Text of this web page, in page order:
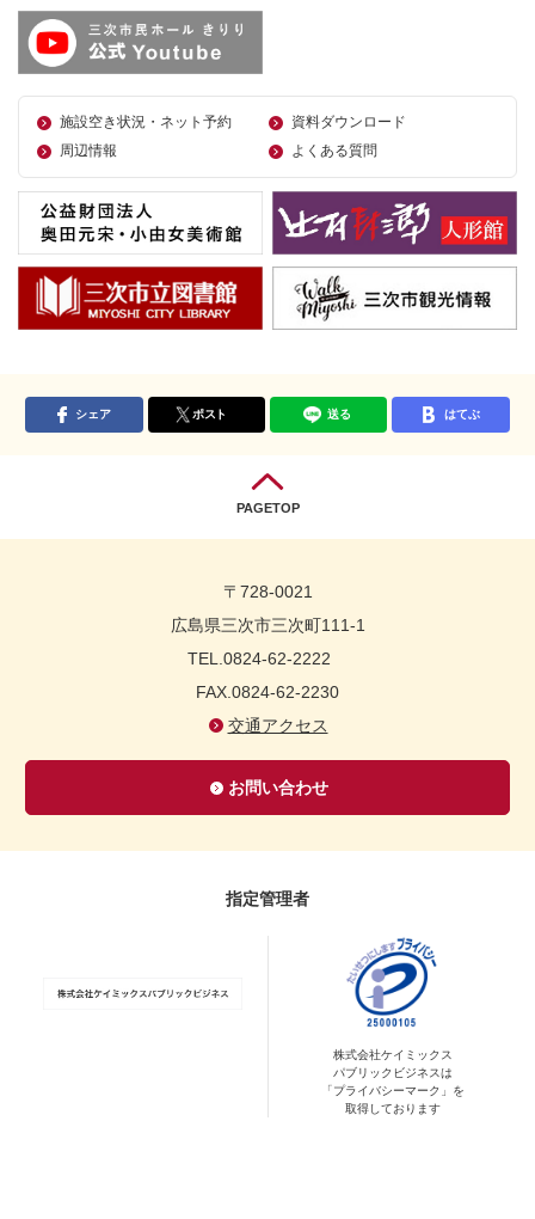
施設空き状況・ネット予約
資料ダウンロード
周辺情報
よくある質問
シェア ポスト 送る はてぶ
PAGETOP
〒728-0021
広島県三次市三次町111-1
TEL.0824-62-2222
FAX.0824-62-2230
交通アクセス
お問い合わせ
指定管理者
株式会社ケイミックス
パブリックビジネスは
「プライバシーマーク」を
取得しております